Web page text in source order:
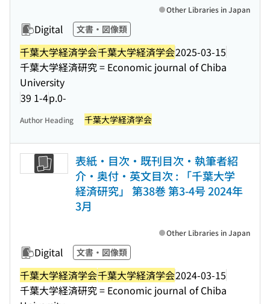
Digital 文書・図像類
千葉大学経済学会千葉大学経済学会2025-03-15
千葉大学経済研究 = Economic journal of Chiba
University
39 1-4p.0-
Other Libraries in Japan
Author Heading 千葉大学経済学会
表紙・目次・既刊目次・執筆者紹
介・奥付・英文目次 : 「千葉大学
経済研究」 第38巻 第3-4号 2024年
3月
Digital 文書・図像類
千葉大学経済学会千葉大学経済学会2024-03-15
千葉大学経済研究 = Economic journal of Chiba
Other Libraries in Japan